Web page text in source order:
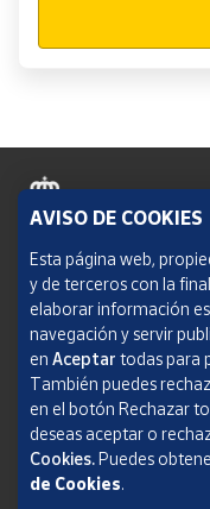
Política de cookies
Aviso legal
Condiciones del servicio
Política de Privacidad
Informe de
SOCIEDAD ESTATAL
AVISO DE COOKIES
Esta página web,
y de terceros con la
elaborar información
navegación y servir
en Aceptar todas para
También puedes
en el botón Rechazar
deseas aceptar o
Cookies.Puedes
de Cookies.